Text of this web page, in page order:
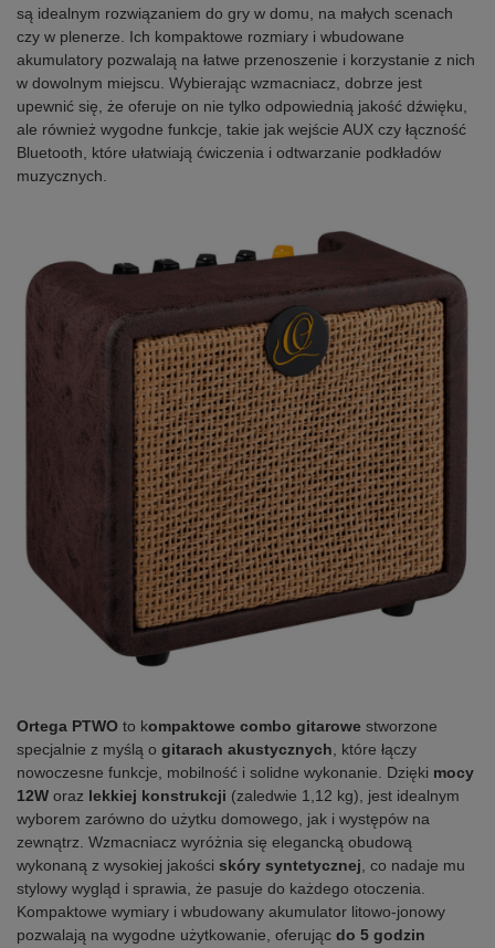
są idealnym rozwiązaniem do gry w domu, na małych scenach
czy w plenerze. Ich kompaktowe rozmiary i wbudowane
akumulatory pozwalają na łatwe przenoszenie i korzystanie z nich
w dowolnym miejscu. Wybierając wzmacniacz, dobrze jest
upewnić się, że oferuje on nie tylko odpowiednią jakość dźwięku,
ale również wygodne funkcje, takie jak wejście AUX czy łączność
Bluetooth, które ułatwiają ćwiczenia i odtwarzanie podkładów
muzycznych.
Ortega PTWO to kompaktowe combo gitarowe stworzone
specjalnie z myślą o gitarach akustycznych , które łączy
nowoczesne funkcje, mobilność i solidne wykonanie. Dzięki mocy
12W oraz lekkiej konstrukcji (zaledwie 1,12 kg), jest idealnym
wyborem zarówno do użytku domowego, jak i występów na
zewnątrz. Wzmacniacz wyróżnia się elegancką obudową
wykonaną z wysokiej jakości skóry syntetycznej , co nadaje mu
stylowy wygląd i sprawia, że pasuje do każdego otoczenia.
Kompaktowe wymiary i wbudowany akumulator litowo-jonowy
pozwalają na wygodne użytkowanie, oferując do 5 godzin